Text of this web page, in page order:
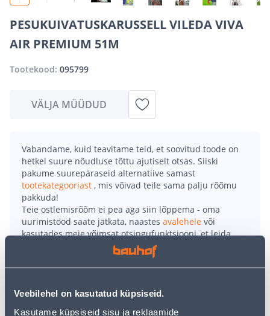
Veebilehel on kasutatud küpsiseid.
Kasutame küpsiseid sisu ja reklaamide
PESUKUIVATUSKARUSSELL VILEDA VIVA
AIR PREMIUM 51M
Tootekood: 095799
VÄLJA MÜÜDUD
Vabandame, kuid teavitame teid, et soovitud toode on
hetkel suure nõudluse tõttu ajutiselt otsas. Siiski
pakume suurepäraseid alternatiive samast
tootekategooriast , mis võivad teile sama palju rõõmu
pakkuda!
Teie ostlemisrõõm ei pea aga siin lõppema - oma
uurimistööd saate jätkata, naastes avalehele või
kasutades meie võimsat otsingufunktsiooni, et leida
veelgi meelepärasemad valikuid. Head ostlemist!
pesukuivatuskarussell.
• Reguleeritava kõrgusega (60-170 cm).